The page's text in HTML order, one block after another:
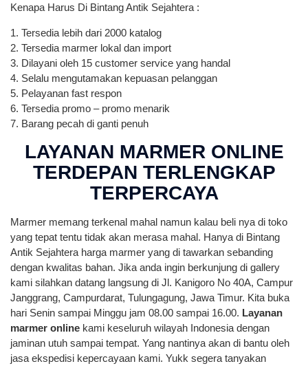
Kenapa Harus Di Bintang Antik Sejahtera :
1. Tersedia lebih dari 2000 katalog
2. Tersedia marmer lokal dan import
3. Dilayani oleh 15 customer service yang handal
4. Selalu mengutamakan kepuasan pelanggan
5. Pelayanan fast respon
6. Tersedia promo – promo menarik
7. Barang pecah di ganti penuh
LAYANAN MARMER ONLINE
TERDEPAN TERLENGKAP
TERPERCAYA
Marmer memang terkenal mahal namun kalau beli nya di toko
yang tepat tentu tidak akan merasa mahal. Hanya di Bintang
Antik Sejahtera harga marmer yang di tawarkan sebanding
dengan kwalitas bahan. Jika anda ingin berkunjung di gallery
kami silahkan datang langsung di Jl. Kanigoro No 40A, Campur
Janggrang, Campurdarat, Tulungagung, Jawa Timur. Kita buka
hari Senin sampai Minggu jam 08.00 sampai 16.00. Layanan
marmer online kami keseluruh wilayah Indonesia dengan
jaminan utuh sampai tempat. Yang nantinya akan di bantu oleh
jasa ekspedisi kepercayaan kami. Yukk segera tanyakan